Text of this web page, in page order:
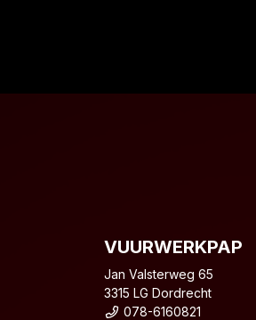
VUURWERKPAP
Jan Valsterweg 65
3315 LG Dordrecht
078-6160821